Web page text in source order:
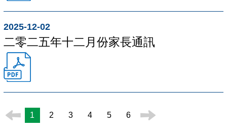
2025-12-02
二零二五年十二月份家長通訊
1 2 3 4 5 6